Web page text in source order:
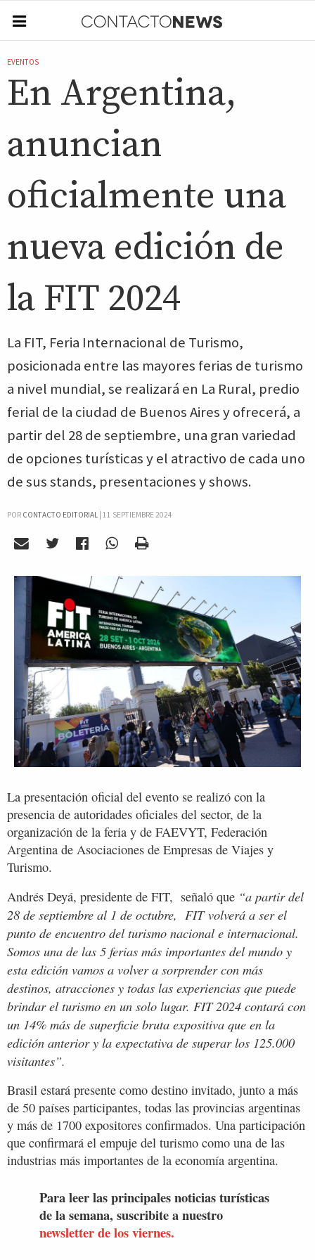
EVENTOS
En Argentina,
anuncian
oficialmente una
nueva edición de
la FIT 2024
La FIT, Feria Internacional de Turismo,
posicionada entre las mayores ferias de turismo
a nivel mundial, se realizará en La Rural, predio
ferial de la ciudad de Buenos Aires y ofrecerá, a
partir del 28 de septiembre, una gran variedad
de opciones turísticas y el atractivo de cada uno
de sus stands, presentaciones y shows.
POR CONTACTO EDITORIAL| 11 SEPTIEMBRE 2024
La presentación oficial del evento se realizó con la
presencia de autoridades oficiales del sector, de la
organización de la feria y de FAEVYT, Federación
Argentina de Asociaciones de Empresas de Viajes y
Turismo.
Andrés Deyá, presidente de FIT, señaló que “a partir del
28 de septiembre al 1 de octubre, FIT volverá a ser el
punto de encuentro del turismo nacional e internacional.
Somos una de las 5 ferias más importantes del mundo y
esta edición vamos a volver a sorprender con más
destinos, atracciones y todas las experiencias que puede
brindar el turismo en un solo lugar. FIT 2024 contará con
un 14% más de superficie bruta expositiva que en la
edición anterior y la expectativa de superar los 125.000
visitantes”.
Brasil estará presente como destino invitado, junto a más
de 50 países participantes, todas las provincias argentinas
y más de 1700 expositores confirmados. Una participación
que confirmará el empuje del turismo como una de las
industrias más importantes de la economía argentina.
Para leer las principales noticias turísticas
de la semana, suscribite a nuestro
newsletter de los viernes.